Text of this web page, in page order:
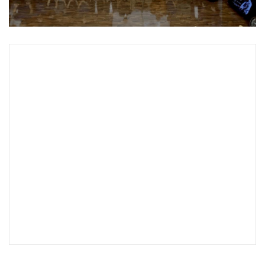
• Special Scoop
• เศรษฐกิจ-ธุรกิจ
• จีน